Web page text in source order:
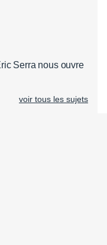
Serra nous ouvre
voir tous les sujets